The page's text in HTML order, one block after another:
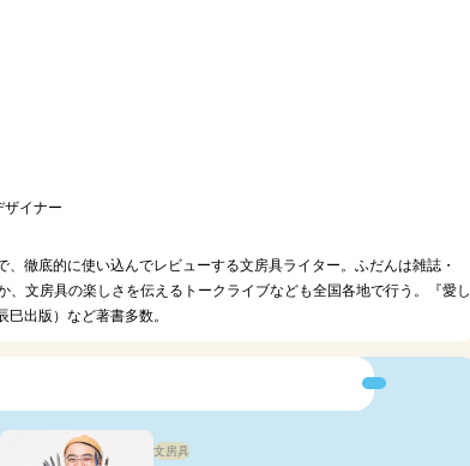
イナー
徹底的に使い込んでレビューする文房具ライター。ふだんは雑誌・
文房具の楽しさを伝えるトークライブなども全国各地で行う。『愛し
出版）など著書多数。
文房具